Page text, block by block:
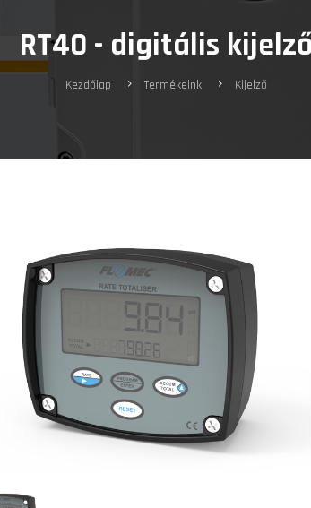
RT40 - digitális kijelző
Kezdőlap Termékeink Kijelző